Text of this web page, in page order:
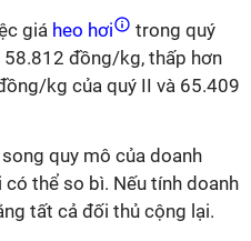
giá heo hơi
trong quý
đồng/kg, thấp hơn
kg của quý II và 65.409
quy mô của doanh
thể so bì. Nếu tính doanh
tất cả đối thủ cộng lại.